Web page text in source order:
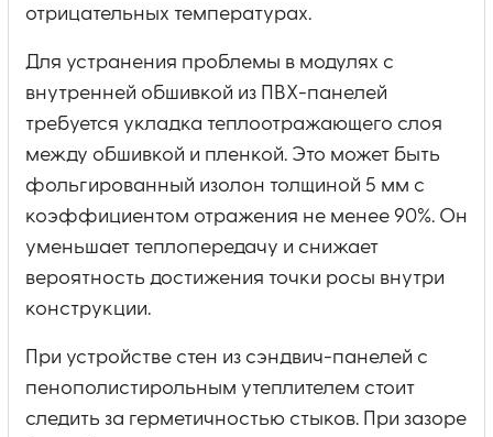
отрицательных температурах.
Для устранения проблемы в модулях с
внутренней обшивкой из ПВХ-панелей
требуется укладка теплоотражающего слоя
между обшивкой и пленкой. Это может быть
фольгированный изолон толщиной 5 мм с
коэффициентом отражения не менее 90%. Он
уменьшает теплопередачу и снижает
вероятность достижения точки росы внутри
конструкции.
При устройстве стен из сэндвич-панелей с
пенополистирольным утеплителем стоит
следить за герметичностью стыков. При зазоре